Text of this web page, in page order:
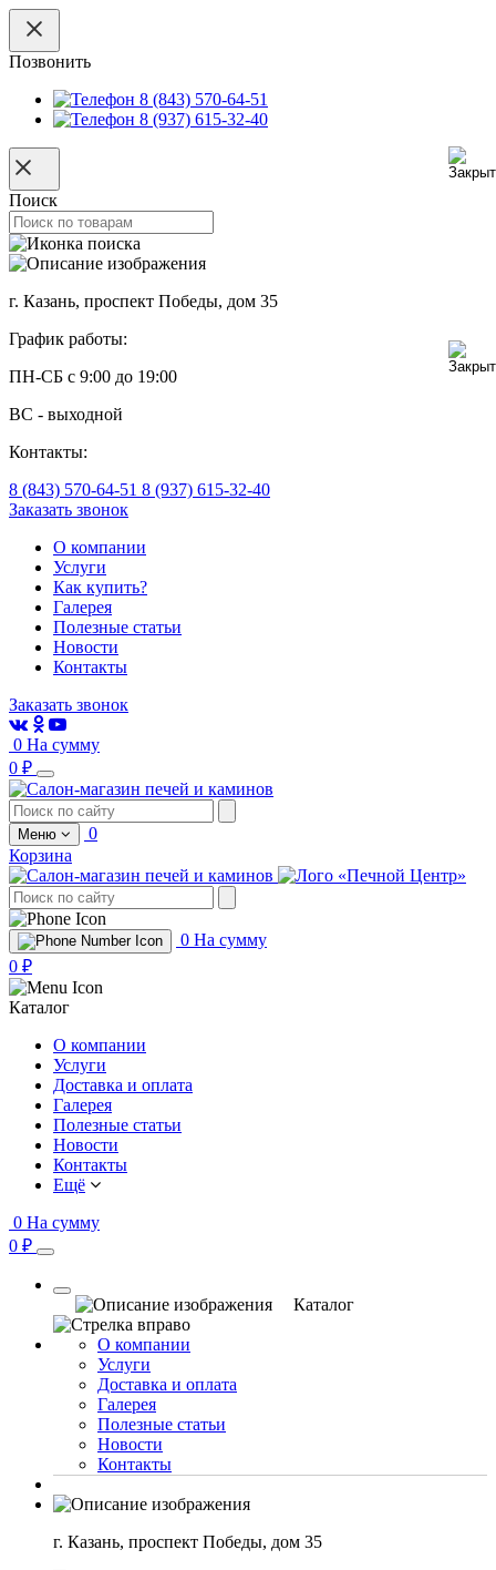
Позвонить
8 (843) 570-64-51
8 (937) 615-32-40
Поиск
г. Казань, проспект Победы, дом 35
График работы:
ПН-СБ с 9:00 до 19:00
ВС - выходной
Контакты:
8 (843) 570-64-51 8 (937) 615-32-40
Заказать звонок
О компании
Услуги
Как купить?
Галерея
Полезные статьи
Новости
Контакты
Заказать звонок
0 На сумму
0 ₽
Меню
0
Корзина
0 На сумму
0 ₽
Каталог
О компании
Услуги
Доставка и оплата
Галерея
Полезные статьи
Новости
Контакты
Ещё
0 На сумму
0 ₽
Каталог
О компании
Услуги
Доставка и оплата
Галерея
Полезные статьи
Новости
Контакты
г. Казань, проспект Победы, дом 35